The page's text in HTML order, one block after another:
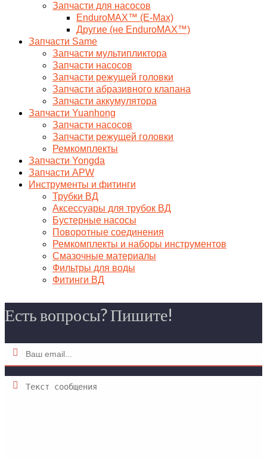
Запчасти для насосов
EnduroMAX™ (E-Max)
Другие (не EnduroMAX™)
Запчасти Same
Запчасти мультипликтора
Запчасти насосов
Запчасти режущей головки
Запчасти абразивного клапана
Запчасти аккумулятора
Запчасти Yuanhong
Запчасти насосов
Запчасти режущей головки
Ремкомплекты
Запчасти Yongda
Запчасти APW
Инструменты и фитинги
Трубки ВД
Аксессуары для трубок ВД
Бустерные насосы
Поворотные соединения
Ремкомплекты и наборы инструментов
Смазочные материалы
Фильтры для воды
Фитинги ВД
Есть вопросы? Пишите!